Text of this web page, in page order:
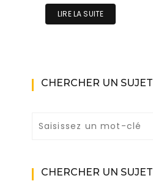
LIRE LA SUITE
CHERCHER UN
CHERCHER UN